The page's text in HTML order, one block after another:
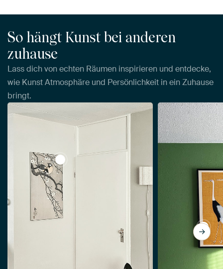
So hängt Kunst bei anderen
zuhause
Lass dich von echten Räumen inspirieren und entdecke,
wie Kunst Atmosphäre und Persönlichkeit in ein Zuhause
bringt.
View Kohlmeisen auf Blütenzweig von Ohara
View